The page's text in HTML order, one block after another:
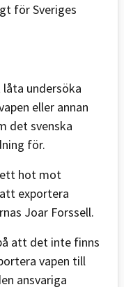
för Sveriges
låta undersöka
eller annan
det svenska
för.
hot mot
exportera
Joar Forssell.
att det inte finns
vapen till
ansvariga